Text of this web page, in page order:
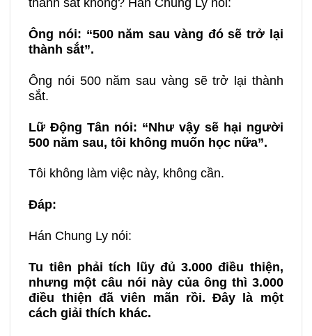
Ông nói: “500 năm sau vàng đó sẽ trở lại
thành sắt”.
Ông nói 500 năm sau vàng sẽ trở lại thành
sắt.
Lữ Động Tân nói: “Như vậy sẽ hại người
500 năm sau, tôi không muốn học nữa”.
Tôi không làm việc này, không cần.
Đáp:
Hán Chung Ly nói:
Tu tiên phải tích lũy đủ 3.000 điều thiện,
nhưng một câu nói này của ông thì 3.000
điều thiện đã viên mãn rồi. Đây là một
cách giải thích khác.